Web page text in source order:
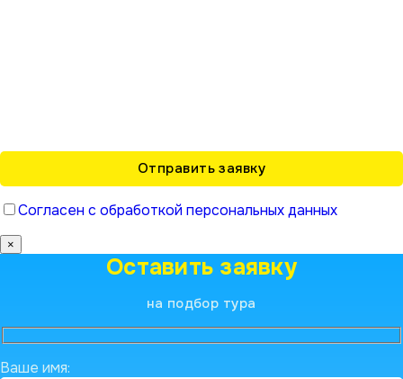
Согласен с обработкой персональных данных
×
Оставить заявку
на подбор тура
Ваше имя: